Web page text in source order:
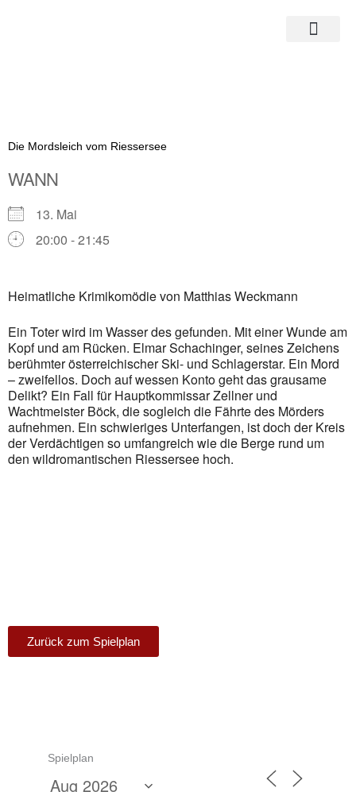
Die Mordsleich vom Riessersee
WANN
13. Mai
20:00 - 21:45
Google Kalender
Office 365
Outlook Live
Heimatliche Krimikomödie von Matthias Weckmann
Ein Toter wird im Wasser des gefunden. Mit einer Wunde am
Kopf und am Rücken. Elmar Schachinger, seines Zeichens
berühmter österreichischer Ski- und Schlagerstar. Ein Mord
– zweifellos. Doch auf wessen Konto geht das grausame
Delikt? Ein Fall für Hauptkommissar Zellner und
Wachtmeister Böck, die sogleich die Fährte des Mörders
aufnehmen. Ein schwieriges Unterfangen, ist doch der Kreis
der Verdächtigen so umfangreich wie die Berge rund um
den wildromantischen Riessersee hoch.
Zurück zum Spielplan
Spielplan